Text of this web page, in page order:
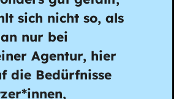
sich nicht so, als
nur bei
Agentur, hier
die Bedürfnisse